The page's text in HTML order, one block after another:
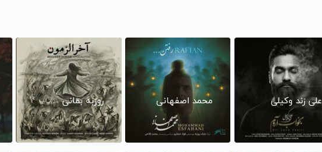
علی زند وکیلی محمد اصفهانی روزبه بمانی